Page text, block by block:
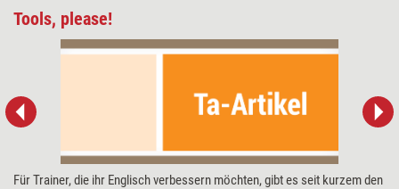
Tools, please!
Für Trainer, die ihr Englisch verbessern möchten, gibt es seit kurzem den